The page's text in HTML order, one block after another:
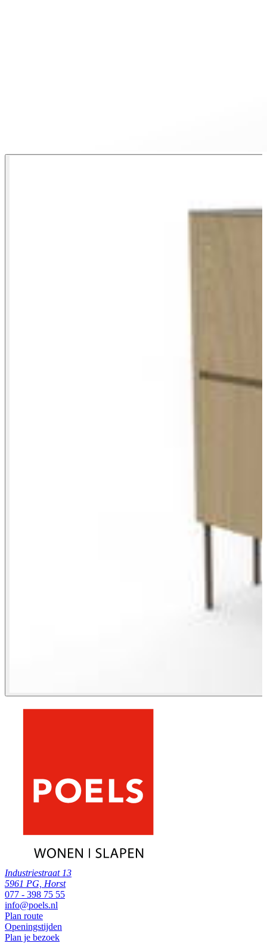
Industriestraat 13
5961 PG, Horst
077 - 398 75 55
info@poels.nl
Plan route
Openingstijden
Plan je bezoek